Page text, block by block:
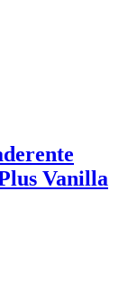
Vanilla